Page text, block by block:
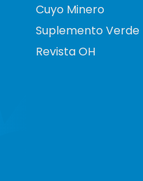
Cuyo Minero
Suplemento Verde
Revista OH